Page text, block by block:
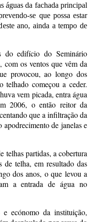
águas da fachada principal
se que possa estar
ano, ainda a tempo de
do edifício do Seminário
com os ventos que vêm da
provocou, ao longo dos
telhado começou a ceder.
vem picada, entra água
2006, o então reitor da
que a infiltração da
apodrecimento de janelas e
telhas partidas, a cobertura
de telha, em resultado das
dos anos, o que levou a
a entrada de água no
ecónomo da instituição,